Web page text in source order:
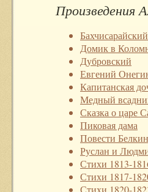
Произведения
Домик в
Дубровский
Евгений
Капитанская
Медный
Сказка о царе
Пиковая дама
Повести
Руслан и
Стихи 1813-
Стихи 1817-
Стихи 1820-